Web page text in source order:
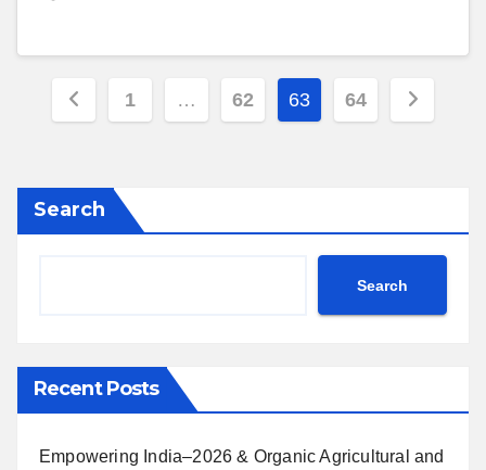
Posts
1 … 62 63 64
Search
Search
Recent Posts
Empowering India–2026 & Organic Agricultural and